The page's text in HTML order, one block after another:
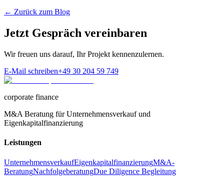
← Zurück zum Blog
Jetzt Gespräch vereinbaren
Wir freuen uns darauf, Ihr Projekt kennenzulernen.
E-Mail schreiben+49 30 204 59 749
corporate finance
M&A Beratung für Unternehmensverkauf und
Eigenkapitalfinanzierung
Leistungen
UnternehmensverkaufEigenkapitalfinanzierungM&A-
BeratungNachfolgeberatungDue Diligence Begleitung